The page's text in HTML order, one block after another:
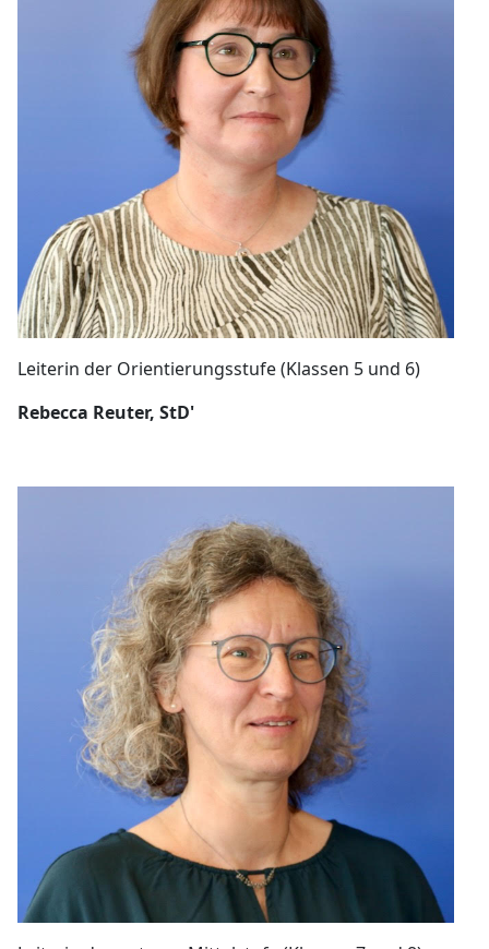
Leiterin der Orientierungsstufe (Klassen 5 und 6)
Rebecca Reuter, StD'